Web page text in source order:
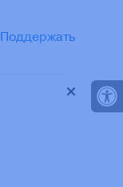
Поддержать